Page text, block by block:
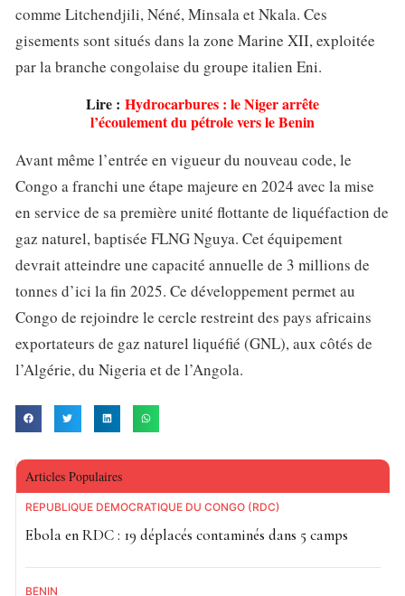
comme Litchendjili, Néné, Minsala et Nkala. Ces
gisements sont situés dans la zone Marine XII, exploitée
par la branche congolaise du groupe italien Eni.
Lire : Hydrocarbures : le Niger arrête
l’écoulement du pétrole vers le Benin
Avant même l’entrée en vigueur du nouveau code, le
Congo a franchi une étape majeure en 2024 avec la mise
en service de sa première unité flottante de liquéfaction de
gaz naturel, baptisée FLNG Nguya. Cet équipement
devrait atteindre une capacité annuelle de 3 millions de
tonnes d’ici la fin 2025. Ce développement permet au
Congo de rejoindre le cercle restreint des pays africains
exportateurs de gaz naturel liquéfié (GNL), aux côtés de
l’Algérie, du Nigeria et de l’Angola.
Articles Populaires
RÉPUBLIQUE DÉMOCRATIQUE DU CONGO (RDC)
Ebola en RDC : 19 déplacés contaminés dans 5 camps
BÉNIN